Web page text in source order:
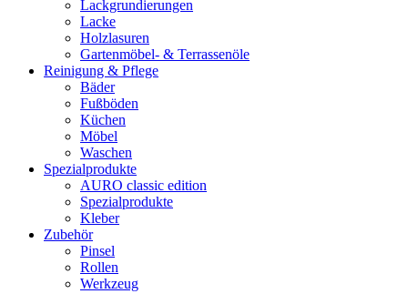
Lackgrundierungen
Lacke
Holzlasuren
Gartenmöbel- & Terrassenöle
Reinigung & Pflege
Bäder
Fußböden
Küchen
Möbel
Waschen
Spezialprodukte
AURO classic edition
Spezialprodukte
Kleber
Zubehör
Pinsel
Rollen
Werkzeug